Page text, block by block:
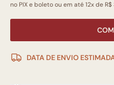
no PIX e boleto ou em até 12x de R$
DATA DE ENVIO